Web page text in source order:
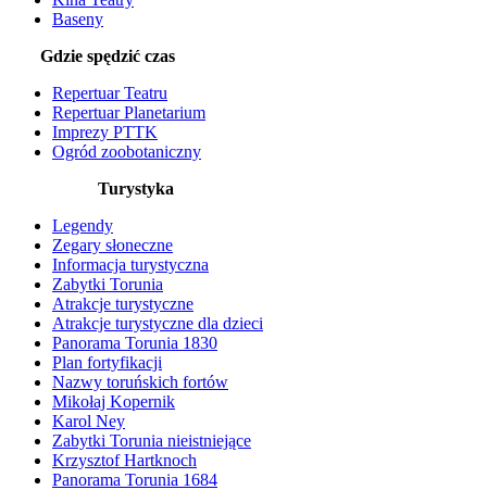
Baseny
Gdzie spędzić czas
Repertuar Teatru
Repertuar Planetarium
Imprezy PTTK
Ogród zoobotaniczny
Turystyka
Legendy
Zegary słoneczne
Informacja turystyczna
Zabytki Torunia
Atrakcje turystyczne
Atrakcje turystyczne dla dzieci
Panorama Torunia 1830
Plan fortyfikacji
Nazwy toruńskich fortów
Mikołaj Kopernik
Karol Ney
Zabytki Torunia nieistniejące
Krzysztof Hartknoch
Panorama Torunia 1684